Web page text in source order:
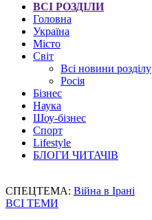
ВСІ РОЗДІЛИ
Головна
Україна
Місто
Світ
Всі новини розділу
Росія
Бізнес
Наука
Шоу-бізнес
Спорт
Lifestyle
БЛОГИ ЧИТАЧІВ
СПЕЦТЕМА: Війна в Ірані
ВСІ ТЕМИ